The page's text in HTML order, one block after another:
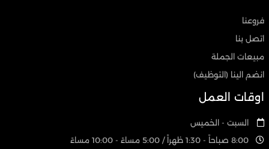
فروعنا
اتصل بنا
مبيعات الجملة
انضم الينا (التوظيف)
اوقات العمل
السبت - الخميس
8:00 صباحاً - 1:30 ظهراً / 5:00 مساءً - 10:00 مساءً